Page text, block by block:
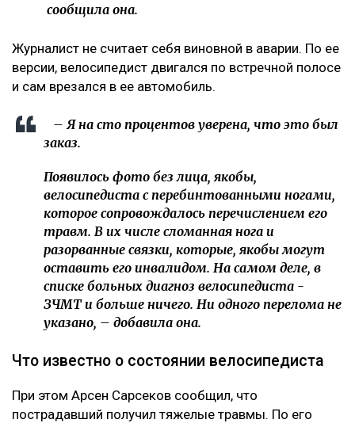
сообщила она.
Журналист не считает себя виновной в аварии. По ее
версии, велосипедист двигался по встречной полосе
и сам врезался в ее автомобиль.
– Я на сто процентов уверена, что это был
заказ.
Появилось фото без лица, якобы,
велосипедиста с перебинтованными ногами,
которое сопровождалось перечислением его
травм. В их числе сломанная нога и
разорванные связки, которые, якобы могут
оставить его инвалидом. На самом деле, в
списке больных диагноз велосипедиста -
ЗЧМТ и больше ничего. Ни одного перелома не
указано, – добавила она.
Что известно о состоянии велосипедиста
При этом Арсен Сарсеков сообщил, что
пострадавший получил тяжелые травмы. По его